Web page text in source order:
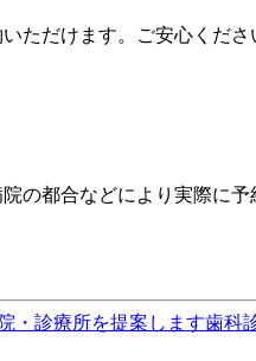
ただけます。ご安心くださ
都合などにより実際に
・診療所を提案します歯科